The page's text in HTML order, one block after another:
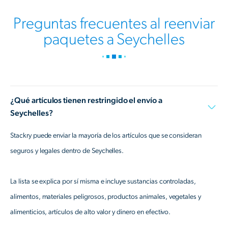
Preguntas frecuentes al reenviar
paquetes a Seychelles
¿Qué artículos tienen restringido el envío a
Seychelles?
Stackry puede enviar la mayoría de los artículos que se consideran
seguros y legales dentro de Seychelles.
La lista se explica por sí misma e incluye sustancias controladas,
alimentos, materiales peligrosos, productos animales, vegetales y
alimenticios, artículos de alto valor y dinero en efectivo.